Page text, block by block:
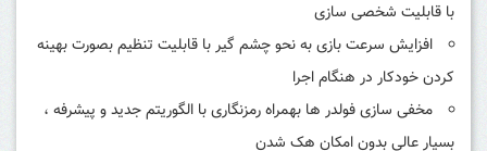
با قابلیت شخصی سازی
افزایش سرعت بازی به نحو چشم گیر با قابلیت تنظیم بصورت بهینه
کردن خودکار در هنگام اجرا
مخفی سازی فولدر ها بهمراه رمزنگاری با الگوریتم جدید و پیشرفه ،
بسیار عالی بدون امکان هک شدن